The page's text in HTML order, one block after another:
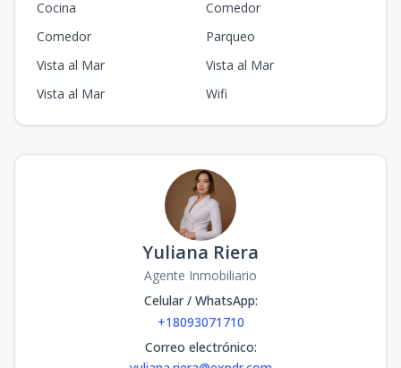
Cocina
Comedor
Comedor
Parqueo
Vista al Mar
Vista al Mar
Vista al Mar
Wifi
Yuliana Riera
Agente Inmobiliario
Celular / WhatsApp:
+18093071710
Correo electrónico: